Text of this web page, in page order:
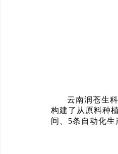
云南润苍生
构建了从原料种
间、5条自动化